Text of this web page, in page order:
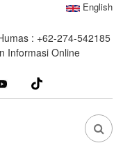
English
: +62-274-542185
Informasi Online
youtube
FA